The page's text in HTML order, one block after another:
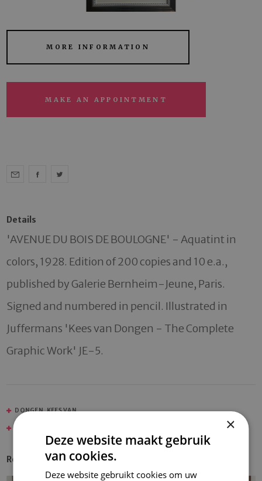
MORE INFORMATION
MAKE AN APPOINTMENT
Details
'AVENUE DU BOIS DE BOULOGNE' - Aquatint in
colors, 1928. Edition of 200 copies and 10 e.a.,
published by Galerie Bernheim-Jeune, Paris.
Signed and numbered in pencil. Illustrated in
Juffermans 'Kees van Dongen - The Complete
Graphic Work' JE-5.
DONGEN, KEES VAN
Recent Entries
×
Deze website maakt gebruik
van cookies.
Deze website gebruikt cookies om uw